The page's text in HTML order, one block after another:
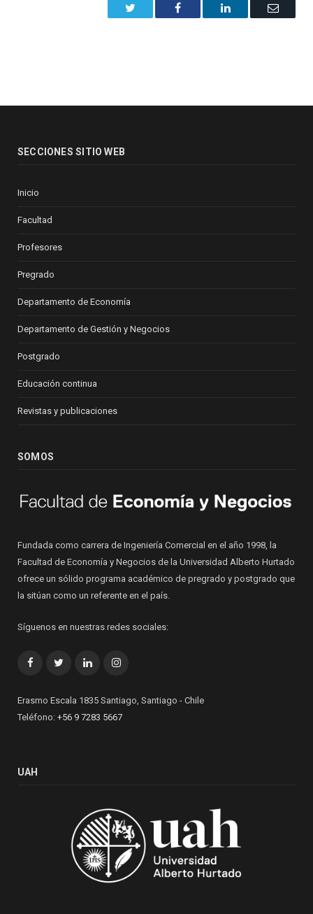
Facebook LinkedIn Email
SECCIONES SITIO WEB
Inicio
Facultad
Profesores
Pregrado
Departamento de Economía
Departamento de Gestión y Negocios
Postgrado
Educación continua
Revistas y publicaciones
SOMOS
Fundada como carrera de Ingeniería Comercial en el año 1998, la
Facultad de Economía y Negocios de la Universidad Alberto Hurtado
ofrece un sólido programa académico de pregrado y postgrado que
la sitúan como un referente en el país.
Síguenos en nuestras redes sociales:
FacebookTwitterLinkedInInstagram
Erasmo Escala 1835 Santiago, Santiago - Chile
Teléfono: +56 9 7283 5667
UAH